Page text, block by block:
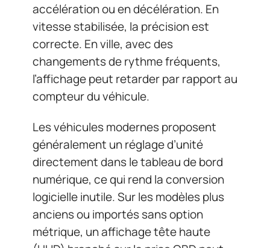
accélération ou en décélération. En
vitesse stabilisée, la précision est
correcte. En ville, avec des
changements de rythme fréquents,
l’affichage peut retarder par rapport au
compteur du véhicule.
Les véhicules modernes proposent
généralement un réglage d’unité
directement dans le tableau de bord
numérique, ce qui rend la conversion
logicielle inutile. Sur les modèles plus
anciens ou importés sans option
métrique, un affichage tête haute